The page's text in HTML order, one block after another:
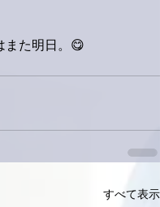
また明日。😋
すべて表示